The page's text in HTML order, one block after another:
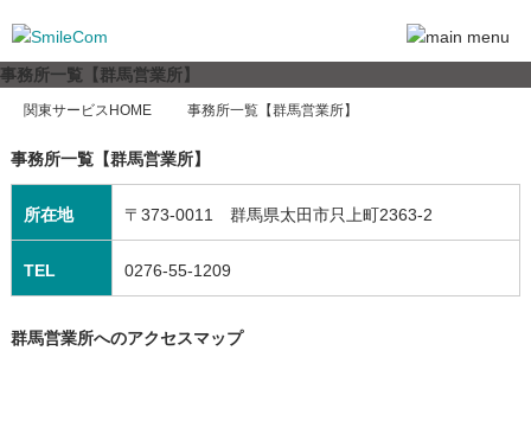
事務所一覧【群馬営業所】
関東サービスHOME 事務所一覧【群馬営業所】
事務所一覧【群馬営業所】
所在地 〒373-0011 群馬県太田市只上町2363-2
TEL 0276-55-1209
群馬営業所へのアクセスマップ